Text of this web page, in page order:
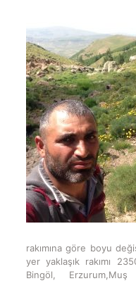
rakımına göre boyu
yer yaklaşık rakımı
Bingöl,